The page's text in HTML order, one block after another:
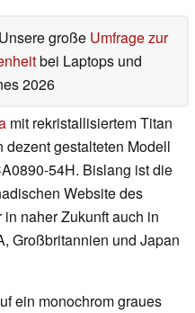
Unsere große Umfrage zur
bei Laptops und
2026
mit rekristallisiertem Titan
dezent gestalteten Modell
54H. Bislang ist die
Website des
naher Zukunft auch in
Großbritannien und Japan
ein monochrom graues